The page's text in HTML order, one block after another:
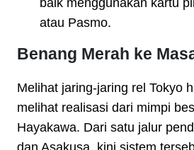
baik menggunakan kartu
atau Pasmo.
Benang Merah ke
Melihat jaring-jaring rel Tokyo
melihat realisasi dari mimpi
Hayakawa. Dari satu jalur